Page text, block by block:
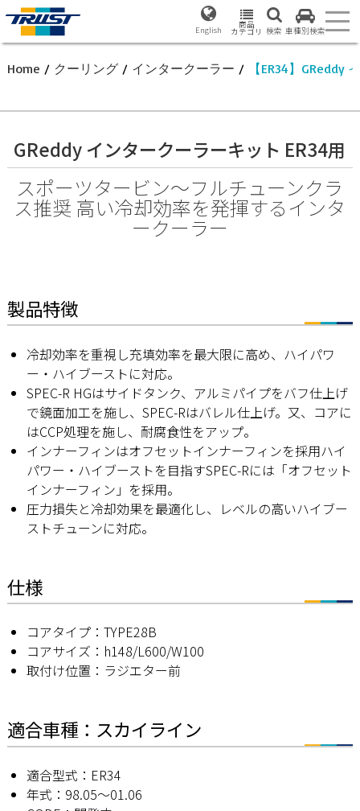
English 商品
カテゴリ 検索 車種別検索
Home / クーリング/ インタークーラー / 【ER34】GReddy
GReddy インタークーラーキット ER34用
スポーツタービン〜フルチューンクラ
ス推奨 高い冷却効率を発揮するインタ
ークーラー
製品特徴
冷却効率を重視し充填効率を最大限に高め、ハイパワ
ー・ハイブーストに対応。
SPEC-R HGはサイドタンク、アルミパイプをバフ仕上げ
で鏡面加工を施し、SPEC-Rはバレル仕上げ。又、コアに
はCCP処理を施し、耐腐食性をアップ。
インナーフィンはオフセットインナーフィンを採用ハイ
パワー・ハイブーストを目指すSPEC-Rには「オフセット
インナーフィン」を採用。
圧力損失と冷却効果を最適化し、レベルの高いハイブー
ストチューンに対応。
仕様
コアタイプ：TYPE28B
コアサイズ：h148/L600/W100
取付け位置：ラジエター前
適合車種：スカイライン
適合型式：ER34
年式：98.05～01.06